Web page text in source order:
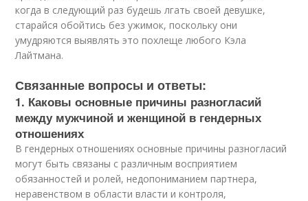
когда в следующий раз будешь лгать своей девушке,
старайся обойтись без ужимок, поскольку они
умудряются выявлять это похлеще любого Кэла
Лайтмана.
Связанные вопросы и ответы:
1. Каковы основные причины разногласий
между мужчиной и женщиной в гендерных
отношениях
В гендерных отношениях основные причины разногласий
могут быть связаны с различным восприятием
обязанностей и ролей, недопониманием партнера,
неравенством в области власти и контроля,